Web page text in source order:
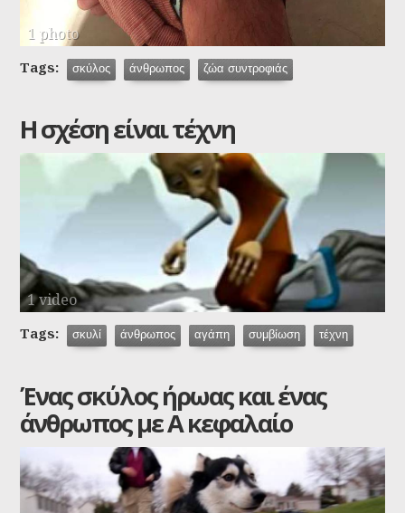
1 photo
Tags: σκύλος άνθρωπος ζώα συντροφιάς
Η σχέση είναι τέχνη
1 video
Tags: σκυλί άνθρωπος αγάπη συμβίωση τέχνη
Ένας σκύλος ήρωας και ένας
άνθρωπος με Α κεφαλαίο